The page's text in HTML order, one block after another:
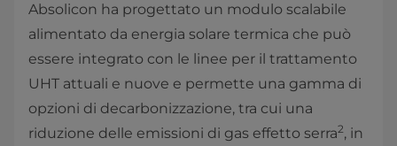
Absolicon ha progettato un modulo scalabile
alimentato da energia solare termica che può
essere integrato con le linee per il trattamento
UHT attuali e nuove e permette una gamma di
opzioni di decarbonizzazione, tra cui una
riduzione delle emissioni di gas effetto serra2, in